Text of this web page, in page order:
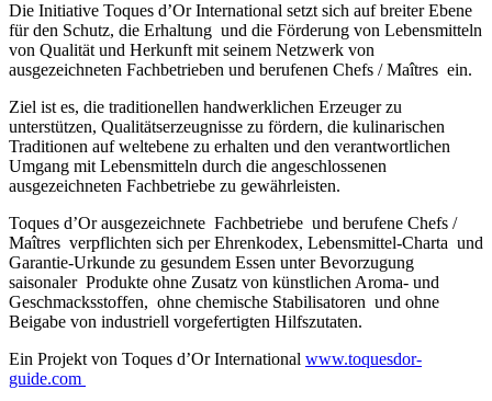
Die Initiative Toques d’Or International setzt sich auf breiter Ebene
für den Schutz, die Erhaltung und die Förderung von Lebensmitteln
von Qualität und Herkunft mit seinem Netzwerk von
ausgezeichneten Fachbetrieben und berufenen Chefs / Maîtres ein.
Ziel ist es, die traditionellen handwerklichen Erzeuger zu
unterstützen, Qualitätserzeugnisse zu fördern, die kulinarischen
Traditionen auf weltebene zu erhalten und den verantwortlichen
Umgang mit Lebensmitteln durch die angeschlossenen
ausgezeichneten Fachbetriebe zu gewährleisten.
Toques d’Or ausgezeichnete Fachbetriebe und berufene Chefs /
Maîtres verpflichten sich per Ehrenkodex, Lebensmittel-Charta und
Garantie-Urkunde zu gesundem Essen unter Bevorzugung
saisonaler Produkte ohne Zusatz von künstlichen Aroma- und
Geschmacksstoffen, ohne chemische Stabilisatoren und ohne
Beigabe von industriell vorgefertigten Hilfszutaten.
Ein Projekt von Toques d’Or International www.toquesdor-
guide.com